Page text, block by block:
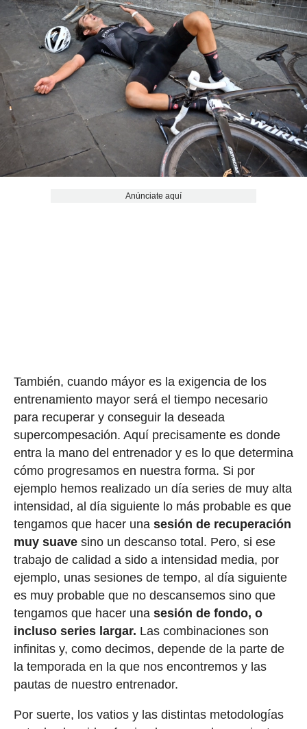
Anúnciate aquí
También, cuando máyor es la exigencia de los
entrenamiento mayor será el tiempo necesario
para recuperar y conseguir la deseada
supercompesación. Aquí precisamente es donde
entra la mano del entrenador y es lo que determina
cómo progresamos en nuestra forma. Si por
ejemplo hemos realizado un día series de muy alta
intensidad, al día siguiente lo más probable es que
tengamos que hacer una sesión de recuperación
muy suavesino un descanso total. Pero, si ese
trabajo de calidad a sido a intensidad media, por
ejemplo, unas sesiones de tempo, al día siguiente
es muy probable que no descansemos sino que
tengamos que hacer una sesión de fondo, o
incluso series largar. Las combinaciones son
infinitas y, como decimos, depende de la parte de
la temporada en la que nos encontremos y las
pautas de nuestro entrenador.
Por suerte, los vatios y las distintas metodologías